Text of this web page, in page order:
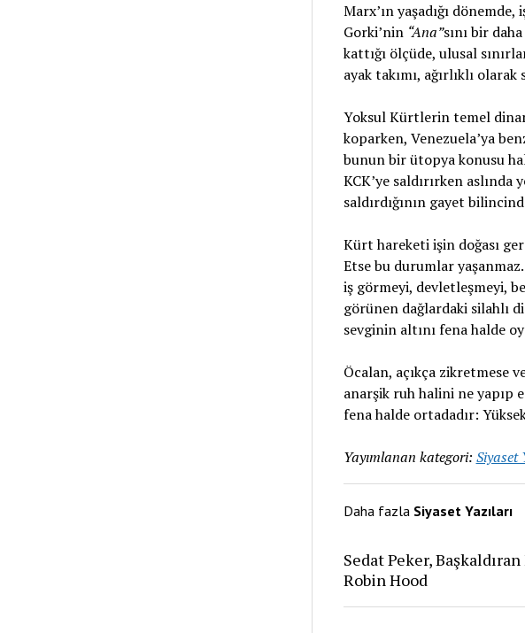
Marx’ın yaşadığı
Gorki’nin “Ana”sını bir
kattığı ölçüde, ulusal
ayak takımı, ağırlıklı
Yoksul Kürtlerin temel
koparken, Venezuela’ya
bunun bir ütopya konusu
KCK’ye saldırırken
saldırdığının gayet
Kürt hareketi işin doğası
Etse bu durumlar
iş görmeyi, devletleşmeyi,
görünen dağlardaki silahlı
sevginin altını fena halde
Öcalan, açıkça zikretmese
anarşik ruh halini ne yapıp
fena halde ortadadır:
Yayımlanan kategori: Siyaset
Daha fazla Siyaset Yazıları
Sedat Peker,
Robin Hood